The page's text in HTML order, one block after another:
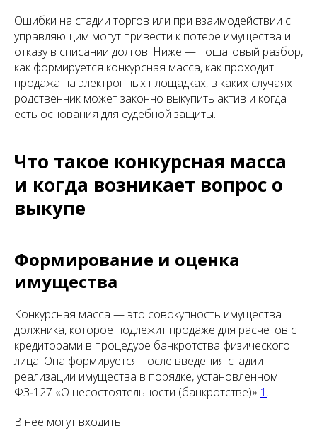
Ошибки на стадии торгов или при взаимодействии с
управляющим могут привести к потере имущества и
отказу в списании долгов. Ниже — пошаговый разбор,
как формируется конкурсная масса, как проходит
продажа на электронных площадках, в каких случаях
родственник может законно выкупить актив и когда
есть основания для судебной защиты.
Что такое конкурсная масса
и когда возникает вопрос о
выкупе
Формирование и оценка
имущества
Конкурсная масса — это совокупность имущества
должника, которое подлежит продаже для расчётов с
кредиторами в процедуре банкротства физического
лица. Она формируется после введения стадии
реализации имущества в порядке, установленном
ФЗ‑127 «О несостоятельности (банкротстве)» 1 .
В неё могут входить: